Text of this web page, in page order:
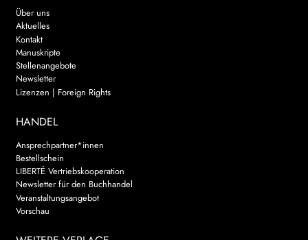
Über uns
Aktuelles
Kontakt
Manuskripte
Stellenangebote
Newsletter
Lizenzen | Foreign Rights
HANDEL
Ansprechpartner*innen
Bestellschein
LIBERTÉ Vertriebskooperation
Newsletter für den Buchhandel
Veranstaltungsangebot
Vorschau